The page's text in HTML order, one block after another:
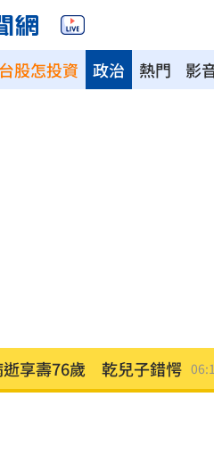
台股怎投資 熱門 影
政治
逝享壽76歲 乾兒子錯愕
伯洋16字箴言萬人讚爆